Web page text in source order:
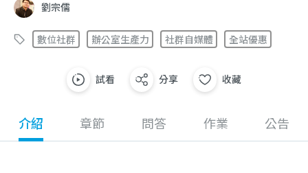
劉宗儒
數位社群 辦公室生產力 社群自媒體 全站優惠
試看 分享 收藏
介紹 章節 問答 作業 公告